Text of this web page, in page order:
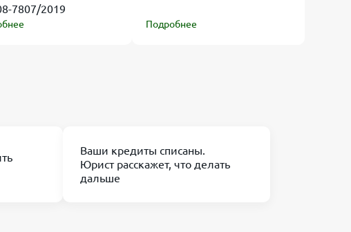
7807/2019
Подробнее
Ваши кредиты списаны.
Юрист расскажет, что делать
дальше